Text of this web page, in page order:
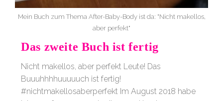
Mein Buch zum Thema After-Baby-Body ist da: "Nicht makellos,
aber perfekt"
Das zweite Buch ist fertig
Nicht makellos, aber perfekt Leute! Das
Buuuhhhhuuuuuch ist fertig!
#nichtmakellosaberperfekt Im August 2018 habe